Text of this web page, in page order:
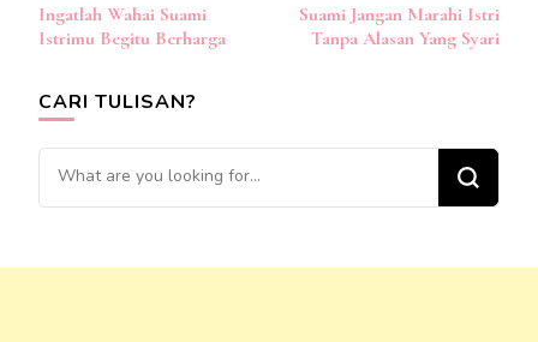
Navigation
Ingatlah Wahai Suami
Istrimu Begitu Berharga
Suami Jangan Marahi Istri
Tanpa Alasan Yang Syari
CARI TULISAN?
Looking
for